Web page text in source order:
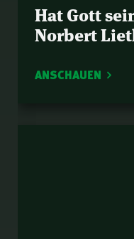
Hat Gott
Norbert
ANSCHAUEN